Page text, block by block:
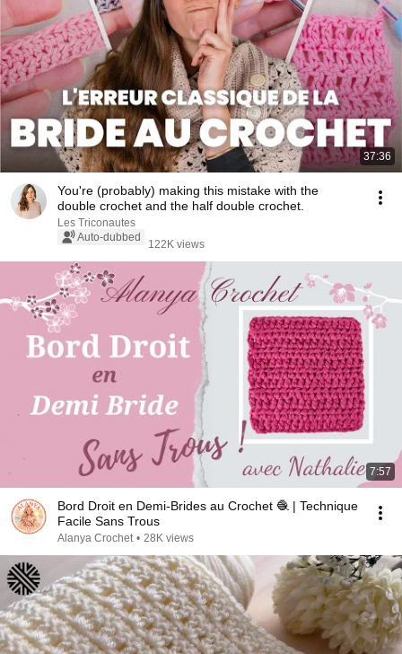
37:36
You're (probably) making this mistake with the
double crochet and the half double crochet.
Les Triconautes
Auto-dubbed
122K views
7:57
Bord Droit en Demi-Brides au Crochet 🧶 | Technique
Facile Sans Trous
Alanya Crochet • 28K views